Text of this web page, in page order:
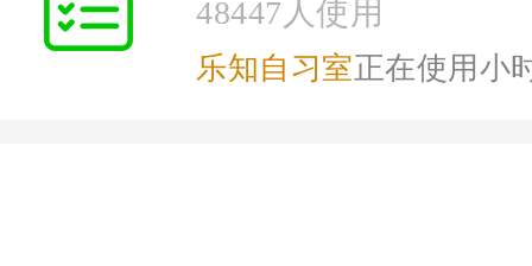
48447人使用
乐知自习室正在使用小